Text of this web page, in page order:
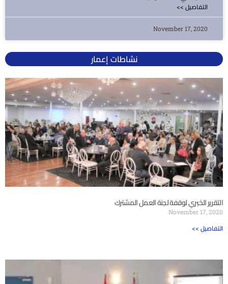
<< التفاصيل
November 17, 2020
نشاطات إعمار
التقرير الخبري لوقفة لجنة العمل المشترك
November 17, 2020
<< التفاصيل